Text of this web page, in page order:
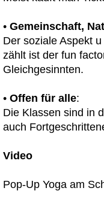
• Gemeinschaft,
Der soziale Aspekt
zählt ist der fun
Gleichgesinnten.
• Offen für alle:
Die Klassen sind in
auch
Video
Pop-Up Yoga am